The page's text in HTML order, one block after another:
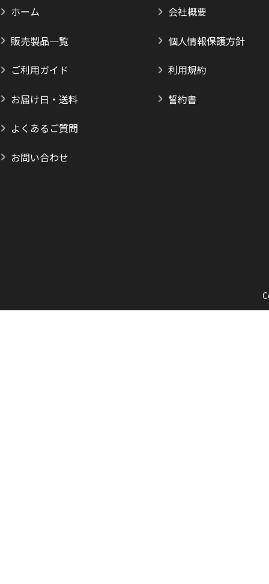
ホーム
販売製品一覧
ご利用ガイド
お届け日・送料
よくあるご質問
お問い合わせ
会社概要
個人情報保護方針
利用規約
誓約書